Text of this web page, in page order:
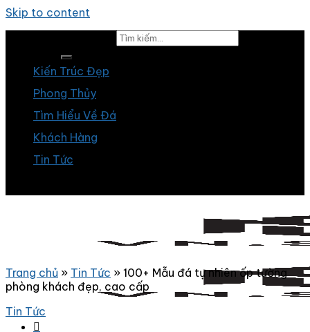
Skip to content
Kiến Trúc Đẹp
Phong Thủy
Tìm Hiểu Về Đá
Khách Hàng
Tin Tức
Trang chủ » Tin Tức » 100+ Mẫu đá tự nhiên ốp tường
phòng khách đẹp, cao cấp
Tin Tức